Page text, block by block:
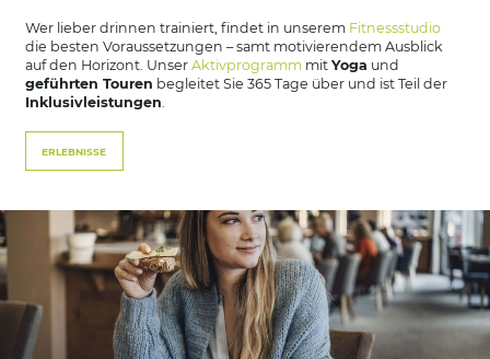
Wer lieber drinnen trainiert, findet in unserem Fitnessstudio
die besten Voraussetzungen – samt motivierendem Ausblick
auf den Horizont. Unser Aktivprogrammmit Yoga und
geführten Touren begleitet Sie 365 Tage über und ist Teil der
Inklusivleistungen.
ERLEBNISSE